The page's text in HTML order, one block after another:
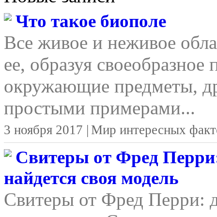
Что такое биополе
Все живое и неживое
ее, образуя своеобразное
окружающие предметы,
простыми примерами...
3 ноября 2017 | Мир интересных
Свитеры от Фред
найдется своя модель
Свитеры от Фред Перри: